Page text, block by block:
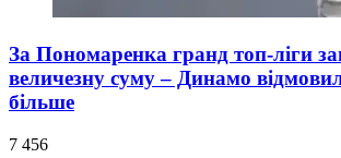
За Пономаренка гранд топ-ліги
величезну суму – Динамо
більше
7 456